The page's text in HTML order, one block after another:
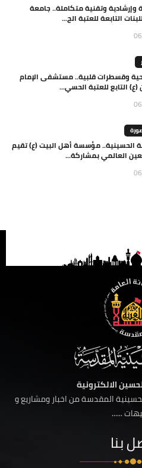
وتقنية متكاملة.. جامعة
التابعة للعتبة الح...
وقسطرات قلبية.. مستشفى الإمام
(ع) التابع للعتبة الحسي...
الحسينية.. مؤسسة أهل البيت (ع) تقيم
العالمي بمشاركة...
الالكترونية
المقدسة من اخبار ومشاريع و
......
بنا